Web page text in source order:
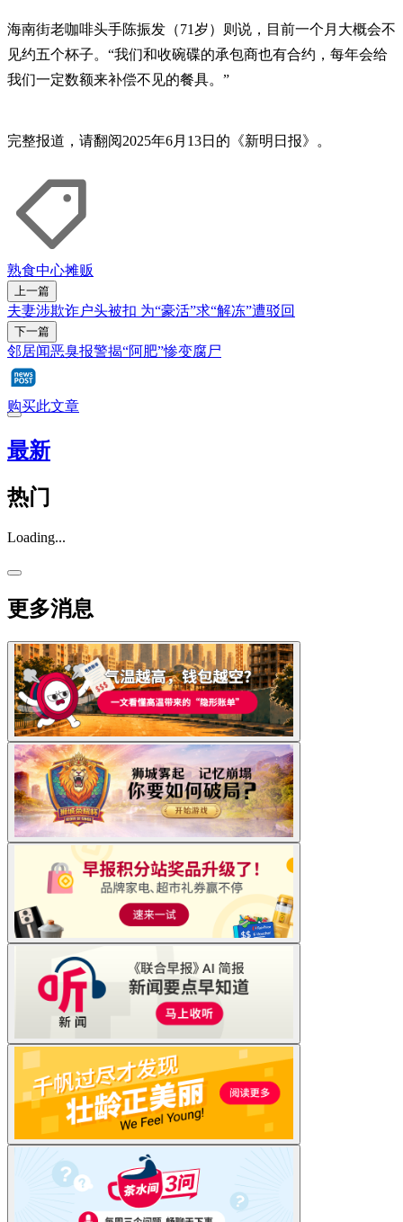
海南街老咖啡头手陈振发（71岁）则说，目前一个月大概会不
见约五个杯子。“我们和收碗碟的承包商也有合约，每年会给
我们一定数额来补偿不见的餐具。”
完整报道，请翻阅2025年6月13日的《新明日报》。
熟食中心摊贩
上一篇
夫妻涉欺诈户头被扣 为“豪活”求“解冻”遭驳回
下一篇
邻居闻恶臭报警揭“阿肥”惨变腐尸
购买此文章
最新
热门
Loading...
更多消息